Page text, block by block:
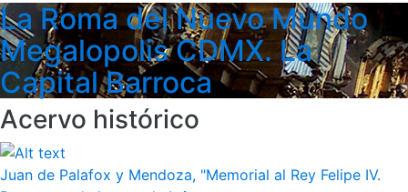
La Roma del Nuevo Mundo
Megalopolis CDMX. La
Capital Barroca
Acervo histórico
Juan de Palafox y Mendoza, "Memorial al Rey Felipe IV.